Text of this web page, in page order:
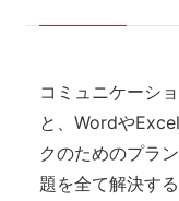
コミュニケーシ
と、Wordや
クのためのプラ
題を全て解決す